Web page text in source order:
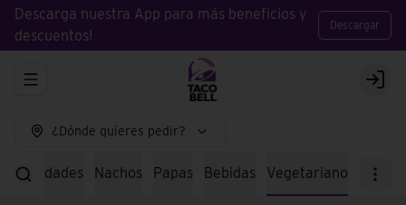
Descarga nuestra App para más beneficios y
descuentos!
Descargar
Abrir menu de navegación Login
¿Dónde quieres pedir?
Nachos Papas Bebidas Vegetariano